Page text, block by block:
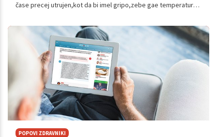
čase precej utrujen,kot da bi imel gripo,zebe gae temperaturo
prestrašen, ima ...
POPOVI ZDRAVNIKI